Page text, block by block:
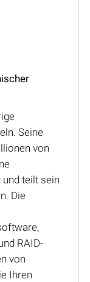
Seine
von
teilt sein
Die
RAID-
von
Ihren